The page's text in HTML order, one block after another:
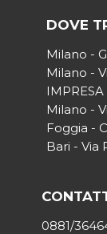
DOVE
Milano -
Milano -
IMPRESA
Milano -
Foggia -
Bari - Via
0881/